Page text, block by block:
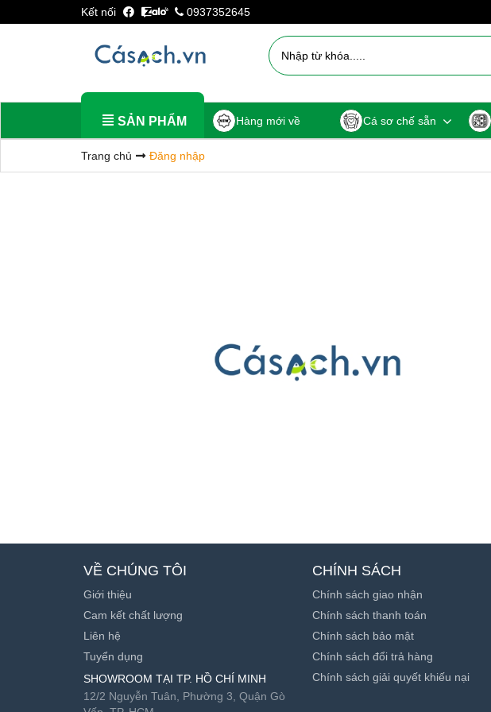
Kết nối 0937352645
SẢN PHẨM Hàng mới về Cá sơ chế sẵn
Trang chủ Đăng nhập
VỀ CHÚNG TÔI
Giới thiệu
Cam kết chất lượng
Liên hệ
Tuyển dụng
SHOWROOM TẠI TP. HỒ CHÍ MINH
12/2 Nguyễn Tuân, Phường 3, Quận Gò
CHÍNH SÁCH
Chính sách giao nhận
Chính sách thanh toán
Chính sách bảo mật
Chính sách đổi trả hàng
Chính sách giải quyết khiếu nại